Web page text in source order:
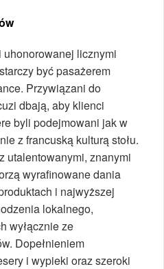
licznymi
być pasażerem
Przywiązani do
dbają, aby klienci
byli podejmowani jak w
z francuską kulturą stołu.
utalentowanymi, znanymi
wyrafinowane dania
i najwyższej
lokalnego,
wyłącznie ze
Dopełnieniem
i wypieki oraz szeroki